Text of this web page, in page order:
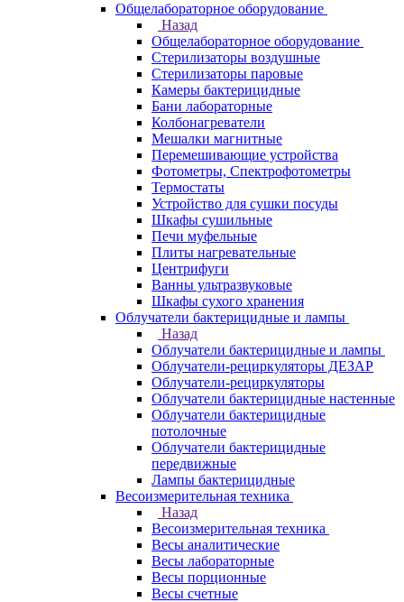
Общелабораторное оборудование
Назад
Общелабораторное оборудование
Стерилизаторы воздушные
Стерилизаторы паровые
Камеры бактерицидные
Бани лабораторные
Колбонагреватели
Мешалки магнитные
Перемешивающие устройства
Фотометры, Спектрофотометры
Термостаты
Устройство для сушки посуды
Шкафы сушильные
Печи муфельные
Плиты нагревательные
Центрифуги
Ванны ультразвуковые
Шкафы сухого хранения
Облучатели бактерицидные и лампы
Назад
Облучатели бактерицидные и лампы
Облучатели-рециркуляторы ДЕЗАР
Облучатели-рециркуляторы
Облучатели бактерицидные настенные
Облучатели бактерицидные
потолочные
Облучатели бактерицидные
передвижные
Лампы бактерицидные
Весоизмерительная техника
Назад
Весоизмерительная техника
Весы аналитические
Весы лабораторные
Весы порционные
Весы счетные